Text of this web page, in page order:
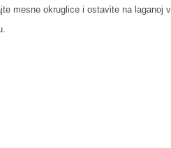
mesne okruglice i ostavite na laganoj